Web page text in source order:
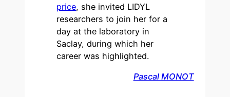
price, she invited LIDYL
researchers to join her for a
day at the laboratory in
Saclay, during which her
career was highlighted.
Pascal MONOT